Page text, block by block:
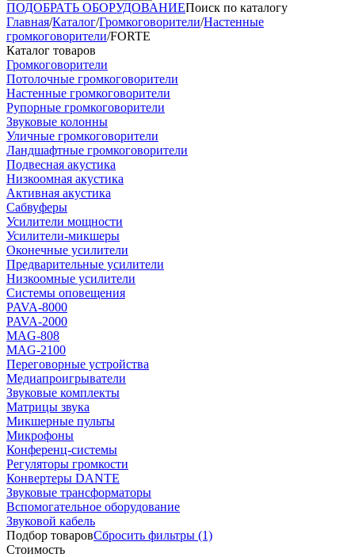
ПОДОБРАТЬ ОБОРУДОВАНИЕПоиск по каталогу
Главная/Каталог/Громкоговорители/Настенные
громкоговорители/FORTE
Каталог товаров
Громкоговорители
Потолочные громкоговорители
Настенные громкоговорители
Рупорные громкоговорители
Звуковые колонны
Уличные громкоговорители
Ландшафтные громкоговорители
Подвесная акустика
Низкоомная акустика
Активная акустика
Сабвуферы
Усилители мощности
Усилители-микшеры
Оконечные усилители
Предварительные усилители
Низкоомные усилители
Системы оповещения
PAVA-8000
PAVA-2000
MAG-808
MAG-2100
Переговорные устройства
Медиапроигрыватели
Звуковые комплекты
Матрицы звука
Микшерные пульты
Микрофоны
Конференц-системы
Регуляторы громкости
Конвертеры DANTE
Звуковые трансформаторы
Вспомогательное оборудование
Звуковой кабель
Подбор товаровСбросить фильтры (1)
Стоимость